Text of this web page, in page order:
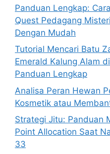
Panduan Lengkap:
Quest Pedagang
Dengan Mudah
Tutorial Mencari Batu
Emerald Kalung Alam
Panduan Lengkap
Analisa Peran Hewan
Kosmetik atau
Strategi Jitu: Panduan
Point Allocation Saat
33